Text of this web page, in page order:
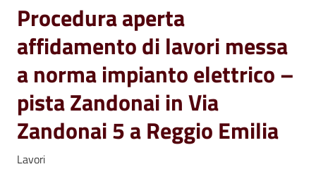
Procedura aperta
affidamento di lavori messa
a norma impianto elettrico –
pista Zandonai in Via
Zandonai 5 a Reggio Emilia
Lavori